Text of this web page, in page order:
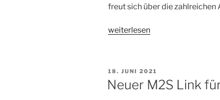
freut sich über die zahlreichen
„Die
„Papa”“
weiterlesen
VERÖFFENTLICHT
AM
18. JUNI 2021
Neuer M2S Link